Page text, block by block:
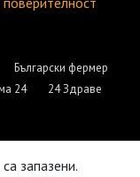
Български фермер
24
24 Здраве
запазени.